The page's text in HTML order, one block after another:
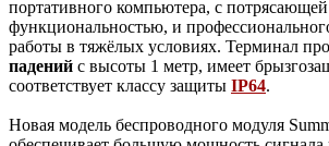
портативного компьютера, с потрясающей
функциональностью, и
работы в тяжёлых условиях. Терминал
падений с высоты 1 метр, имеет
соответствует классу защиты IP64.
Новая модель беспроводного модуля